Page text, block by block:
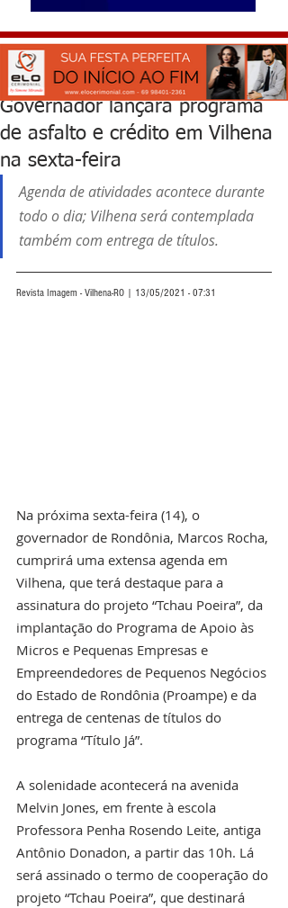
Governador lançará programa
de asfalto e crédito em Vilhena
na sexta-feira
Agenda de atividades acontece durante
todo o dia; Vilhena será contemplada
também com entrega de títulos.
Revista Imagem - Vilhena-RO | 13/05/2021 - 07:31
Na próxima sexta-feira (14), o
governador de Rondônia, Marcos Rocha,
cumprirá uma extensa agenda em
Vilhena, que terá destaque para a
assinatura do projeto “Tchau Poeira”, da
implantação do Programa de Apoio às
Micros e Pequenas Empresas e
Empreendedores de Pequenos Negócios
do Estado de Rondônia (Proampe) e da
entrega de centenas de títulos do
programa “Título Já”.
A solenidade acontecerá na avenida
Melvin Jones, em frente à escola
Professora Penha Rosendo Leite, antiga
Antônio Donadon, a partir das 10h. Lá
será assinado o termo de cooperação do
projeto “Tchau Poeira”, que destinará